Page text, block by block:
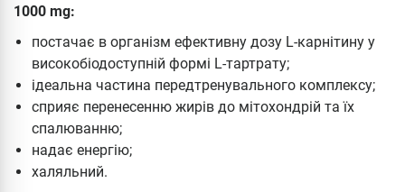
1000 mg:
постачає в організм ефективну дозу L-карнітину у
високобіодоступній формі L-тартрату;
ідеальна частина передтренувального комплексу;
сприяє перенесенню жирів до мітохондрій та їх
спалюванню;
надає енергію;
халяльний.